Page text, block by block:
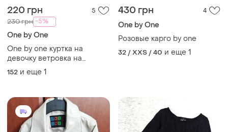
220 грн 5
230 грн -5%
One by One
One by one куртка на
девочку ветровка на
подкладке + капюшон
непромокаемая
152 и еще 1
430 грн 4
One by One
Розовые карго by one
32 / XXS / 40 и еще 1